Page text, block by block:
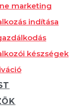
marketing
indítása
készségek